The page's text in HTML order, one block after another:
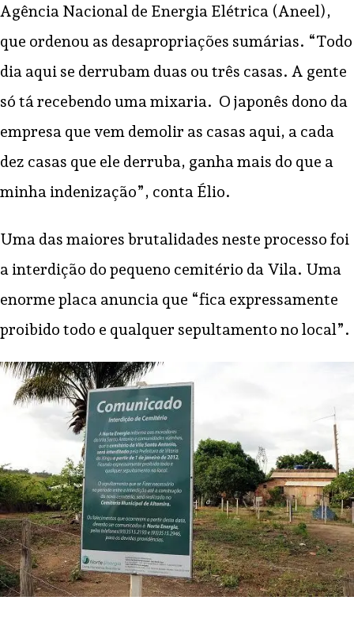
Agência Nacional de Energia Elétrica (Aneel),
que ordenou as desapropriações sumárias. “Todo
dia aqui se derrubam duas ou três casas. A gente
só tá recebendo uma mixaria. O japonês dono da
empresa que vem demolir as casas aqui, a cada
dez casas que ele derruba, ganha mais do que a
minha indenização”, conta Élio.
Uma das maiores brutalidades neste processo foi
a interdição do pequeno cemitério da Vila. Uma
enorme placa anuncia que “fica expressamente
proibido todo e qualquer sepultamento no local”.